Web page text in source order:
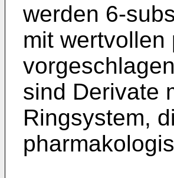
werden 6-
mit
sind Derivate
Ringsystem,